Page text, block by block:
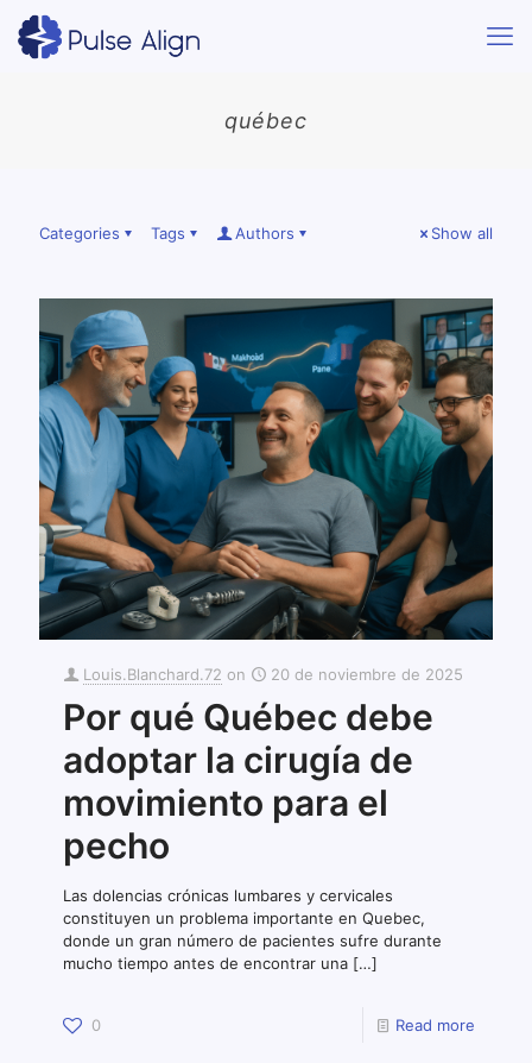
québec
Categories Tags Authors Show all
Louis.Blanchard.72 on 20 de noviembre de 2025
Por qué Québec debe
adoptar la cirugía de
movimiento para el
pecho
Las dolencias crónicas lumbares y cervicales
constituyen un problema importante en Quebec,
donde un gran número de pacientes sufre durante
mucho tiempo antes de encontrar una […]
0 Read more